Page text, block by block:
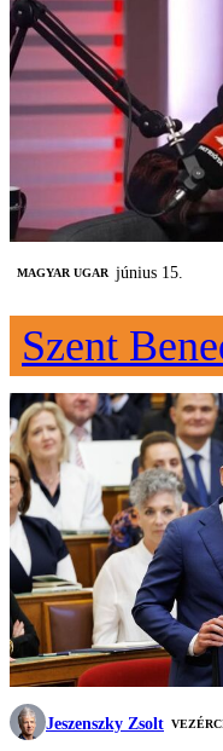
MAGYAR UGAR június 15.
Szent
Jeszenszky Zsolt